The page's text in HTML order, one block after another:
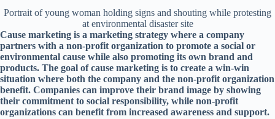
Portrait of young woman holding signs and shouting while protesting
at environmental disaster site
Cause marketing is a marketing strategy where a company
partners with a non-profit organization to promote a social or
environmental cause while also promoting its own brand and
products. The goal of cause marketing is to create a win-win
situation where both the company and the non-profit organization
benefit. Companies can improve their brand image by showing
their commitment to social responsibility, while non-profit
organizations can benefit from increased awareness and support.